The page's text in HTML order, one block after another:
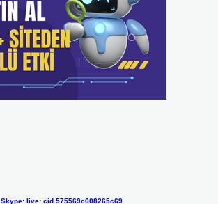
Skype: live:.cid.575569c608265c69